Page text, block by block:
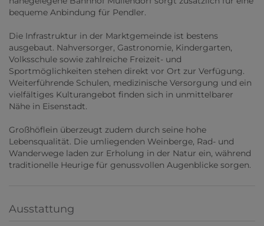
bequeme Anbindung für Pendler.
Die Infrastruktur in der Marktgemeinde ist bestens
ausgebaut. Nahversorger, Gastronomie, Kindergarten,
Volksschule sowie zahlreiche Freizeit- und
Sportmöglichkeiten stehen direkt vor Ort zur Verfügung.
Weiterführende Schulen, medizinische Versorgung und ein
vielfältiges Kulturangebot finden sich in unmittelbarer
Nähe in Eisenstadt.
Großhöflein überzeugt zudem durch seine hohe
Lebensqualität. Die umliegenden Weinberge, Rad- und
Wanderwege laden zur Erholung in der Natur ein, während
traditionelle Heurige für genussvollen Augenblicke sorgen.
Ausstattung